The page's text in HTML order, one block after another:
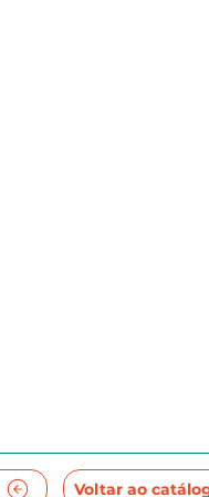
Voltar ao